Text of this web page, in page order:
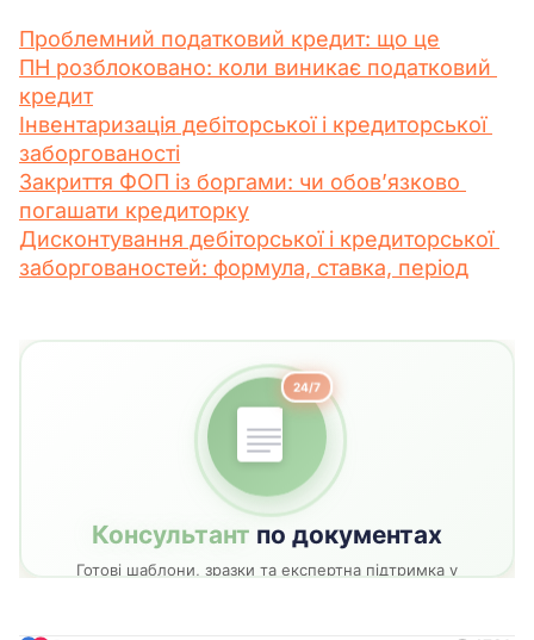
Проблемний податковий кредит: що це
ПН розблоковано: коли виникає податковий
кредит
Інвентаризація дебіторської і кредиторської
заборгованості
Закриття ФОП із боргами: чи обов’язково
погашати кредиторку
Дисконтування дебіторської і кредиторської
заборгованостей: формула, ставка, період